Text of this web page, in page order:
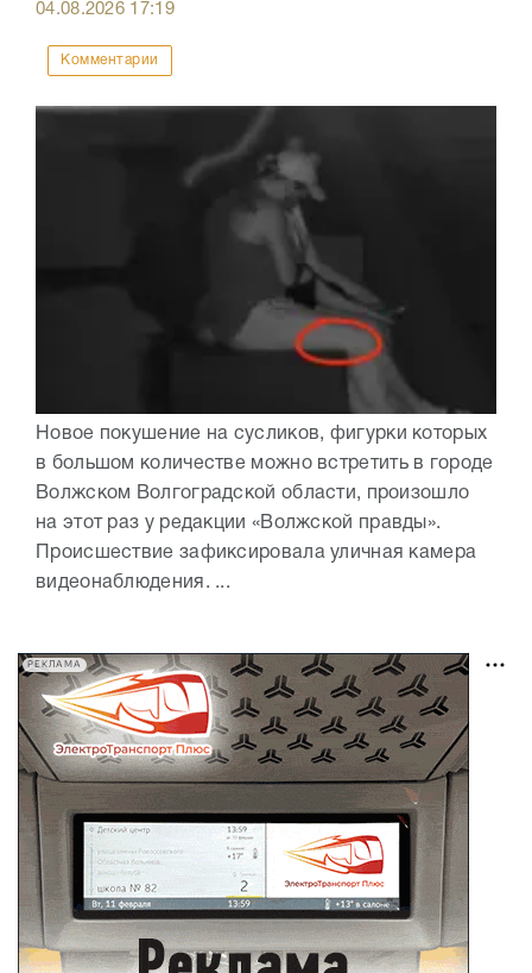
04.08.2026 17:19
Комментарии
Новое покушение на сусликов, фигурки которых
в большом количестве можно встретить в городе
Волжском Волгоградской области, произошло
на этот раз у редакции «Волжской правды».
Происшествие зафиксировала уличная камера
видеонаблюдения. ...
РЕКЛАМА